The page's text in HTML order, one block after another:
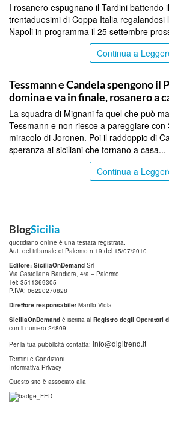
I rosanero espugnano il Tardini battendo
trentaduesimi di Coppa Italia regalandosi
Napoli in programma il 25 settembre
Continua a
Tessmann e Candela spengono il
domina e va in finale, rosanero a
La squadra di Mignani fa quel che può
Tessmann e non riesce a pareggiare
miracolo di Joronen. Poi il raddoppio di
speranza ai siciliani che tornano a casa...
Continua a
BlogSicilia
quotidiano online è una testata registrata.
Aut. del tribunale di Palermo n.19 del 15/07/2010
Editore: SiciliaOnDemand Srl
Via Castellana Bandiera, 4/a – Palermo
Tel: 3511369305
P.IVA: 06220270828
Direttore responsabile: Manlio Viola
SiciliaOnDemand è iscritta al Registro degli Operatori
con il numero 24809
Per la tua pubblicità contatta: info@digitrend.it
Termini e Condizioni
Informativa Privacy
Questo sito è associato alla